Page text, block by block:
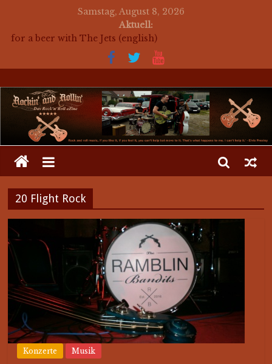
Samstag, August 8, 2026
Aktuell:
auf ein Bier mit The Jets
for a beer with The Jets (english)
Mosaik Massaker – Mosaikkunst aus dem Bereich
Rockabilly, Kustom Kultur und der Hot Rod Szene
auf ein Bier mit Mason Dixon Hobos
20 Flight Rock
Konzerte Musik